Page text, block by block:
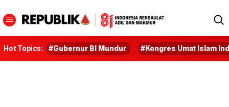
Hot Topics: #Gubernur BI Mundur #Kongres Umat Islam